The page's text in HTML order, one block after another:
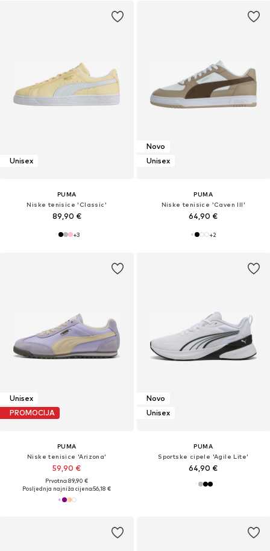
Unisex
PUMA
Niske tenisice 'Classic'
89,90 €
+3
Novo
Unisex
PUMA
Niske tenisice 'Caven III'
64,90 €
+2
Unisex
PROMOCIJA
PUMA
Niske tenisice 'Arizona'
59,90 €
Prvotno: 89,90 €
Posljednja najniža cijena:56,18 €
Novo
Unisex
PUMA
Sportske cipele 'Agile Lite'
64,90 €